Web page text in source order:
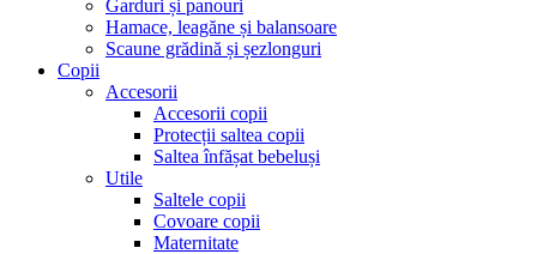
Garduri și panouri
Hamace, leagăne și balansoare
Scaune grădină și șezlonguri
Copii
Accesorii
Accesorii copii
Protecții saltea copii
Saltea înfășat bebeluși
Utile
Saltele copii
Covoare copii
Maternitate